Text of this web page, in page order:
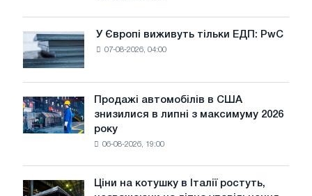
трамвайних
колій
Ярославля
Європі
виживуть
тільки
ЕДП:
PwC
У Європі виживуть тільки ЕДП: PwC
07-08-2026, 04:00
Продажі
автомобілів
в
липні
Продажі автомобілів в США
знизилися в липні з максимуму 2026
року
06-08-2026, 19:00
Ціни
Ціни на котушку в Італії ростуть,